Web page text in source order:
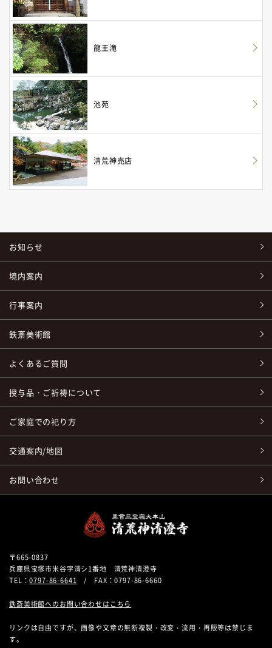
龍王滝
池苑
清荒神売店
お知らせ
境内案内
行事案内
鉄斎美術館
よくあるご質問
授与品・ご祈祷について
ご家庭での祀り方
交通案内/地図
お問い合わせ
〒665-0837
兵庫県宝塚市米谷字清シ1番地 清荒神清澄寺
TEL：0797-86-6641 / FAX：0797-86-6660
鉄斎美術館へのお問い合わせはこちら
リンクは自由ですが、画像や文章の無断複製・改変・流用・再販等は禁じま
す。